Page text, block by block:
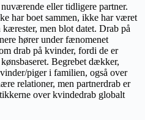
eller tidligere partner.
har boet sammen, ikke har været
men blot datet. Drab på
hører under fænomenet
drab på kvinder, fordi de er
Begrebet dækker,
piger i familien, også over
relationer, men partnerdrab er
over kvindedrab globalt